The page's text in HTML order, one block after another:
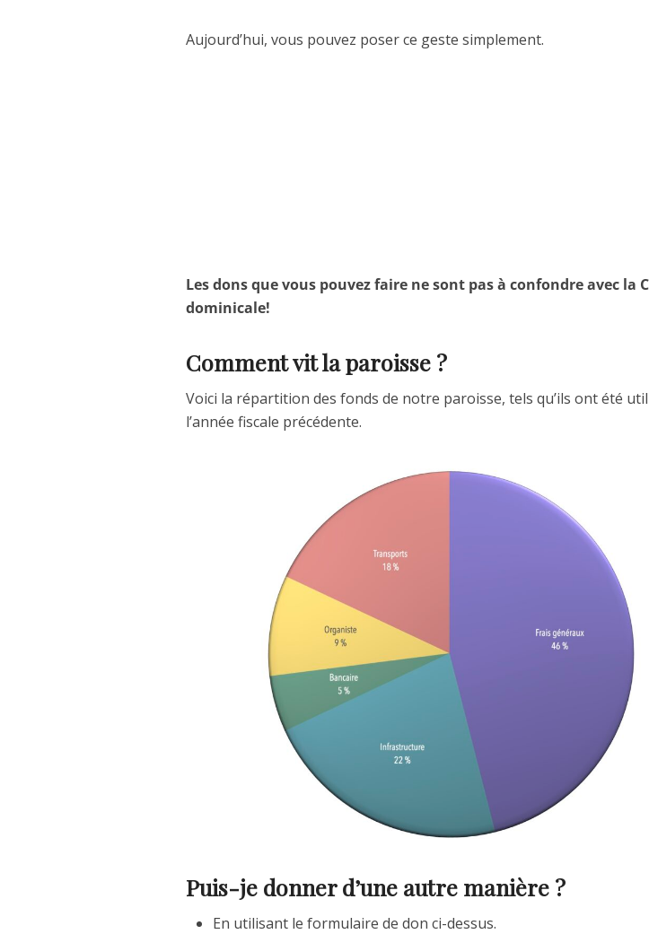
Aujourd’hui, vous pouvez poser ce geste simplement.
Les dons que vous pouvez faire ne sont pas à confondre avec la
dominicale!
Comment vit la paroisse ?
Voici la répartition des fonds de notre paroisse, tels qu’ils ont été
l’année fiscale précédente.
Puis-je donner d’une autre manière ?
En utilisant le formulaire de don ci-dessus.